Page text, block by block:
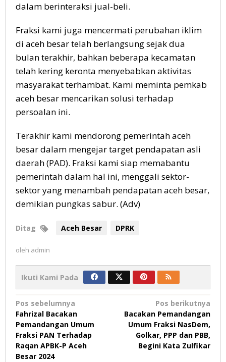
dalam berinteraksi jual-beli.
Fraksi kami juga mencermati perubahan iklim
di aceh besar telah berlangsung sejak dua
bulan terakhir, bahkan beberapa kecamatan
telah kering keronta menyebabkan aktivitas
masyarakat terhambat. Kami meminta pemkab
aceh besar mencarikan solusi terhadap
persoalan ini.
Terakhir kami mendorong pemerintah aceh
besar dalam mengejar target pendapatan asli
daerah (PAD). Fraksi kami siap memabantu
pemerintah dalam hal ini, menggali sektor-
sektor yang menambah pendapatan aceh besar,
demikian pungkas sabur. (Adv)
Ditag Aceh Besar DPRK
oleh admin
Ikuti Kami Pada
Navigasi
pos
Pos sebelumnya
Fahrizal Bacakan
Pemandangan Umum
Fraksi PAN Terhadap
Raqan APBK-P Aceh
Besar 2024
Pos berikutnya
Bacakan Pemandangan
Umum Fraksi NasDem,
Golkar, PPP dan PBB,
Begini Kata Zulfikar